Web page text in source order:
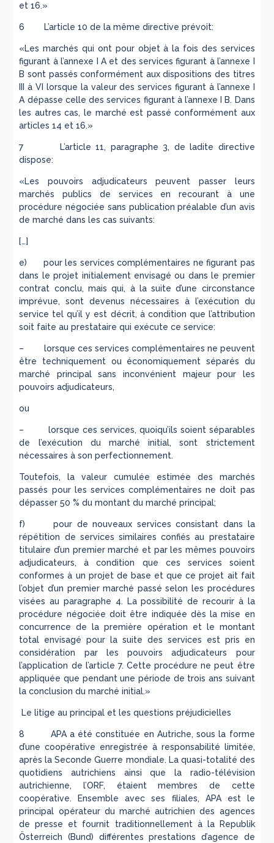
et 16.»
6 L’article 10 de la même directive prévoit:
«Les marchés qui ont pour objet à la fois des services
figurant à l’annexe I A et des services figurant à l’annexe I
B sont passés conformément aux dispositions des titres
III à VI lorsque la valeur des services figurant à l’annexe I
A dépasse celle des services figurant à l’annexe I B. Dans
les autres cas, le marché est passé conformément aux
articles 14 et 16.»
7 L’article 11, paragraphe 3, de ladite directive
dispose:
«Les pouvoirs adjudicateurs peuvent passer leurs
marchés publics de services en recourant à une
procédure négociée sans publication préalable d’un avis
de marché dans les cas suivants:
[…]
e) pour les services complémentaires ne figurant pas
dans le projet initialement envisagé ou dans le premier
contrat conclu, mais qui, à la suite d’une circonstance
imprévue, sont devenus nécessaires à l’exécution du
service tel qu’il y est décrit, à condition que l’attribution
soit faite au prestataire qui exécute ce service:
– lorsque ces services complémentaires ne peuvent
être techniquement ou économiquement séparés du
marché principal sans inconvénient majeur pour les
pouvoirs adjudicateurs,
ou
– lorsque ces services, quoiqu’ils soient séparables
de l’exécution du marché initial, sont strictement
nécessaires à son perfectionnement.
Toutefois, la valeur cumulée estimée des marchés
passés pour les services complémentaires ne doit pas
dépasser 50 % du montant du marché principal;
f) pour de nouveaux services consistant dans la
répétition de services similaires confiés au prestataire
titulaire d’un premier marché et par les mêmes pouvoirs
adjudicateurs, à condition que ces services soient
conformes à un projet de base et que ce projet ait fait
l’objet d’un premier marché passé selon les procédures
visées au paragraphe 4. La possibilité de recourir à la
procédure négociée doit être indiquée dès la mise en
concurrence de la première opération et le montant
total envisagé pour la suite des services est pris en
considération par les pouvoirs adjudicateurs pour
l’application de l’article 7. Cette procédure ne peut être
appliquée que pendant une période de trois ans suivant
la conclusion du marché initial.»
Le litige au principal et les questions préjudicielles
8 APA a été constituée en Autriche, sous la forme
d’une coopérative enregistrée à responsabilité limitée,
après la Seconde Guerre mondiale. La quasi-totalité des
quotidiens autrichiens ainsi que la radio-télévision
autrichienne, l’ORF, étaient membres de cette
coopérative. Ensemble avec ses filiales, APA est le
principal opérateur du marché autrichien des agences
de presse et fournit traditionnellement à la Republik
Österreich (Bund) différentes prestations d’agence de